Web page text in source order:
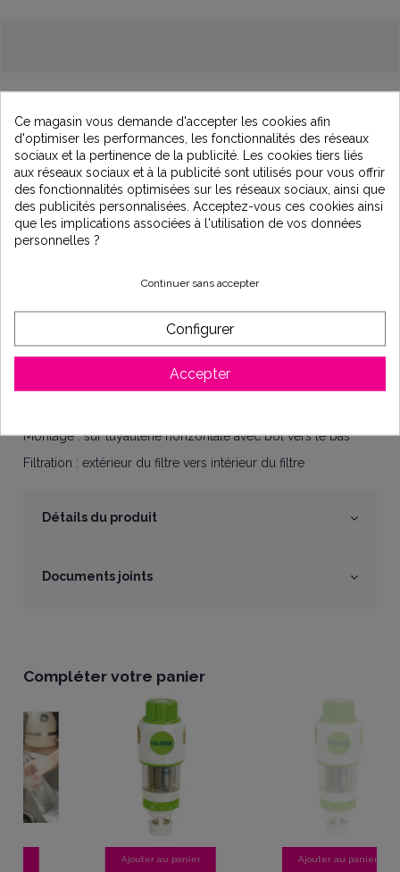
Description
Filtre autonettoyant avec brosse inox
Caractéristique technique :
Corps enlaiton
Tamis en acier inoxydable
Montage : sur tuyauterie horizontale avec bol vers le bas
Filtration : extérieur du filtre vers intérieur du filtre
Détails du produit
Documents joints
Compléter votre panier
Ajouter au panier Ajouter au panier
Ce magasin vous demande d'accepter les cookies afin
d'optimiser les performances, les fonctionnalités des réseaux
sociaux et la pertinence de la publicité. Les cookies tiers liés
aux réseaux sociaux et à la publicité sont utilisés pour vous offrir
des fonctionnalités optimisées sur les réseaux sociaux, ainsi que
des publicités personnalisées. Acceptez-vous ces cookies ainsi
que les implications associées à l'utilisation de vos données
personnelles ?
Continuer sans accepter
Configurer
Accepter